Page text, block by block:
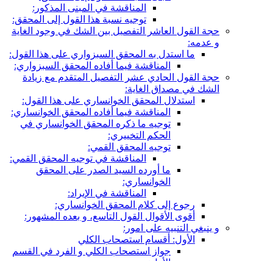
المناقشة في المبنى المذكور:
توجيه نسبة هذا القول إلى المحقق:
حجة القول العاشر التفصيل بين الشك في وجود الغاية
و عدمه:
ما استدل به المحقق السبزواري على هذا القول:
المناقشة فيما أفاده المحقق السبزواري:
حجة القول الحادي عشر التفصيل المتقدم مع زيادة
الشك في مصداق الغاية:
استدلال المحقق الخوانساري على هذا القول:
المناقشة فيما أفاده المحقق الخوانساري:
توجيه ما ذكره المحقق الخوانساري في
الحكم التخييري:
توجيه المحقق القمي:
المناقشة في توجيه المحقق القمي:
ما أورده السيد الصدر على المحقق
الخوانساري:
المناقشة في الإيراد:
رجوع إلى كلام المحقق الخوانساري:
أقوى الأقوال القول التاسع، و بعده المشهور:
و ينبغي التنبيه على امور:
الأول: أقسام استصحاب الكلي
جواز استصحاب الكلي و الفرد في القسم